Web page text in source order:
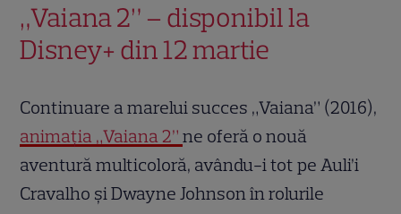
„Vaiana 2” – disponibil la
Disney+ din 12 martie
Continuare a marelui succes „Vaiana” (2016),
animația „Vaiana 2”ne oferă o nouă
aventură multicoloră, avându-i tot pe Auli’i
Cravalho și Dwayne Johnson în rolurile